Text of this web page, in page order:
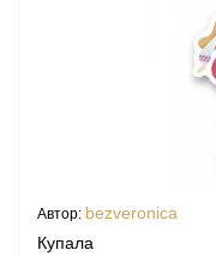
Автор: bezveronica
Купала